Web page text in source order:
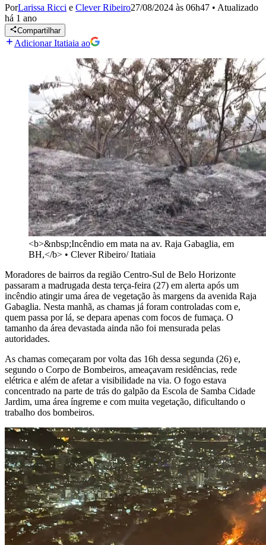
PorLarissa Ricci e Clever Ribeiro27/08/2024 às 06h47 • Atualizado
há 1 ano
Compartilhar
Adicionar Itatiaia ao
<b>&nbsp;Incêndio em mata na av. Raja Gabaglia, em
BH,</b> • Clever Ribeiro/ Itatiaia
Moradores de bairros da região Centro-Sul de Belo Horizonte
passaram a madrugada desta terça-feira (27) em alerta após um
incêndio atingir uma área de vegetação às margens da avenida Raja
Gabaglia. Nesta manhã, as chamas já foram controladas com e,
quem passa por lá, se depara apenas com focos de fumaça. O
tamanho da área devastada ainda não foi mensurada pelas
autoridades.
As chamas começaram por volta das 16h dessa segunda (26) e,
segundo o Corpo de Bombeiros, ameaçavam residências, rede
elétrica e além de afetar a visibilidade na via. O fogo estava
concentrado na parte de trás do galpão da Escola de Samba Cidade
Jardim, uma área íngreme e com muita vegetação, dificultando o
trabalho dos bombeiros.